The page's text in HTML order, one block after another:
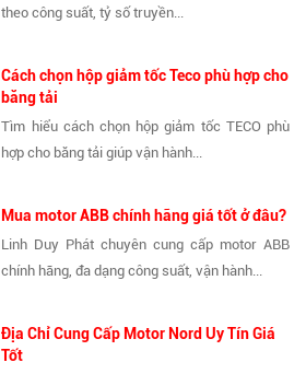
theo công suất, tỷ số truyền...
Cách chọn hộp giảm tốc Teco phù hợp cho
băng tải
Tìm hiểu cách chọn hộp giảm tốc TECO phù
hợp cho băng tải giúp vận hành...
Mua motor ABB chính hãng giá tốt ở đâu?
Linh Duy Phát chuyên cung cấp motor ABB
chính hãng, đa dạng công suất, vận hành...
Địa Chỉ Cung Cấp Motor Nord Uy Tín Giá
Tốt